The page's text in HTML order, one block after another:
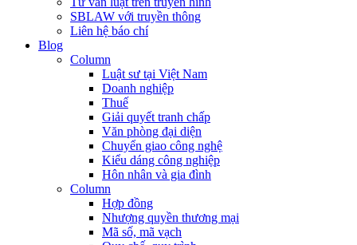
SBLAW với truyền thông
Liên hệ báo chí
Blog
Column
Luật sư tại Việt Nam
Doanh nghiệp
Thuế
Giải quyết tranh chấp
Văn phòng đại diện
Chuyển giao công nghệ
Kiểu dáng công nghiệp
Hôn nhân và gia đình
Column
Hợp đồng
Nhượng quyền thương mại
Mã số, mã vạch